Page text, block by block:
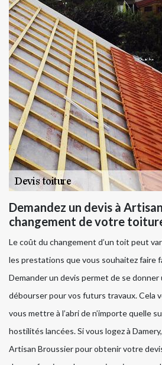
Demandez un devis à
changement de votre
Le coût du changement d’un toit peut
les prestations que vous souhaitez faire
Demander un devis permet de se donner
débourser pour vos futurs travaux. Cela
vous mettre à l’abri de n’importe quelle
hostilités lancées. Si vous logez à
Artisan Broussier pour obtenir votre